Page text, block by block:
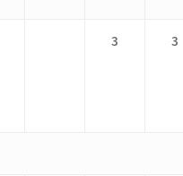
3 3